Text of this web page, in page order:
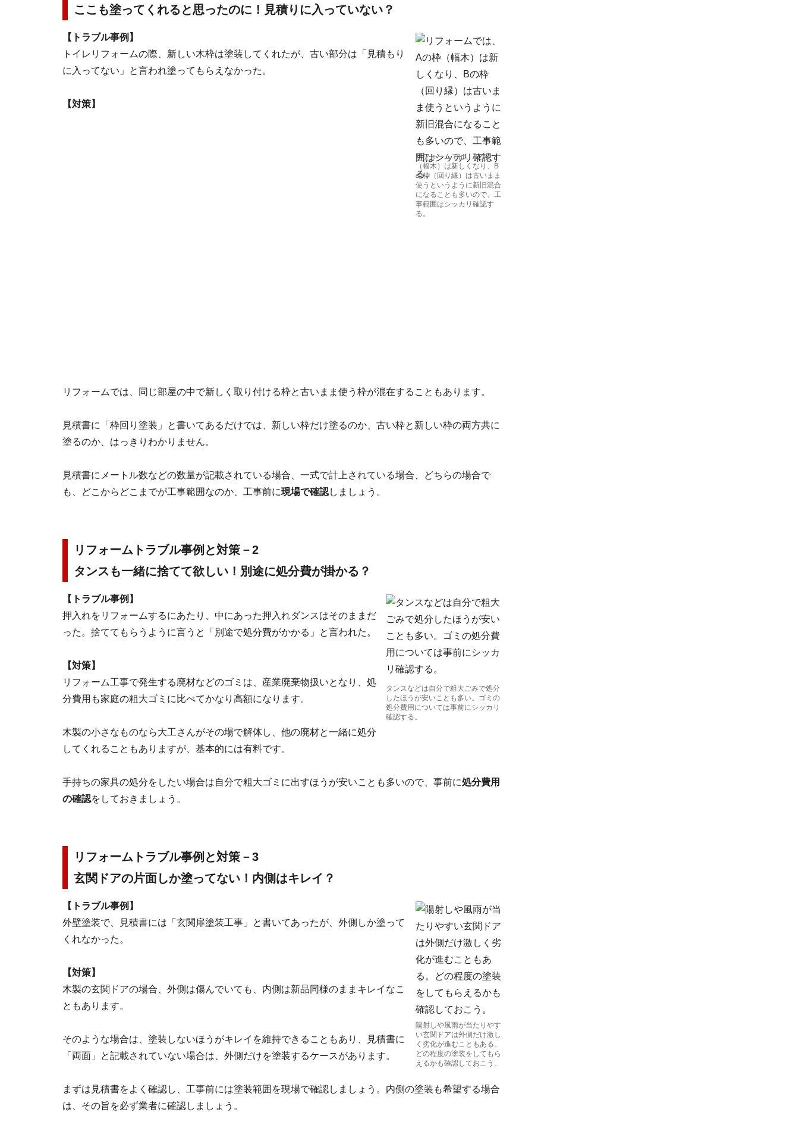
ここも塗ってくれると思ったのに！見積りに入っていない？
リフォームでは、Aの枠
（幅木）は新しくなり、B
の枠（回り縁）は古いまま
使うというように新旧混合
になることも多いので、工
事範囲はシッカリ確認す
る。
【トラブル事例】
トイレリフォームの際、新しい木枠は塗装してくれたが、古い部分は「見積もり
に入ってない」と言われ塗ってもらえなかった。
【対策】
リフォームでは、同じ部屋の中で新しく取り付ける枠と古いまま使う枠が混在することもあります。
見積書に「枠回り塗装」と書いてあるだけでは、新しい枠だけ塗るのか、古い枠と新しい枠の両方共に
塗るのか、はっきりわかりません。
見積書にメートル数などの数量が記載されている場合、一式で計上されている場合、どちらの場合で
も、どこからどこまでが工事範囲なのか、工事前に現場で確認しましょう。
リフォームトラブル事例と対策－2
タンスも一緒に捨てて欲しい！別途に処分費が掛かる？
タンスなどは自分で粗大ごみで処分
したほうが安いことも多い。ゴミの
処分費用については事前にシッカリ
確認する。
【トラブル事例】
押入れをリフォームするにあたり、中にあった押入れダンスはそのままだ
った。捨ててもらうように言うと「別途で処分費がかかる」と言われた。
【対策】
リフォーム工事で発生する廃材などのゴミは、産業廃棄物扱いとなり、処
分費用も家庭の粗大ゴミに比べてかなり高額になります。
木製の小さなものなら大工さんがその場で解体し、他の廃材と一緒に処分
してくれることもありますが、基本的には有料です。
手持ちの家具の処分をしたい場合は自分で粗大ゴミに出すほうが安いことも多いので、事前に処分費用
の確認をしておきましょう。
リフォームトラブル事例と対策－3
玄関ドアの片面しか塗ってない！内側はキレイ？
陽射しや風雨が当たりやす
い玄関ドアは外側だけ激し
く劣化が進むこともある。
どの程度の塗装をしてもら
えるかも確認しておこう。
【トラブル事例】
外壁塗装で、見積書には「玄関扉塗装工事」と書いてあったが、外側しか塗って
くれなかった。
【対策】
木製の玄関ドアの場合、外側は傷んでいても、内側は新品同様のままキレイなこ
ともあります。
そのような場合は、塗装しないほうがキレイを維持できることもあり、見積書に
「両面」と記載されていない場合は、外側だけを塗装するケースがあります。
まずは見積書をよく確認し、工事前には塗装範囲を現場で確認しましょう。内側の塗装も希望する場合
は、その旨を必ず業者に確認しましょう。